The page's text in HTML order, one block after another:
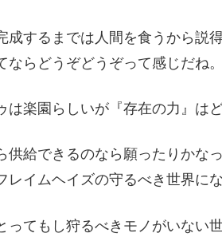
成するまでは人間を食うから説
ならどうぞどうぞって感じだね。
は楽園らしいが『存在の力』は
供給できるのなら願ったりかな
レイムヘイズの守るべき世界にな
ってもし狩るべきモノがいない